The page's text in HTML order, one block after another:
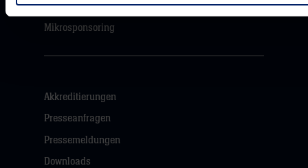
Wirtschaftslöwen
Mikrosponsoring
Akkreditierungen
Presseanfragen
Pressemeldungen
Downloads